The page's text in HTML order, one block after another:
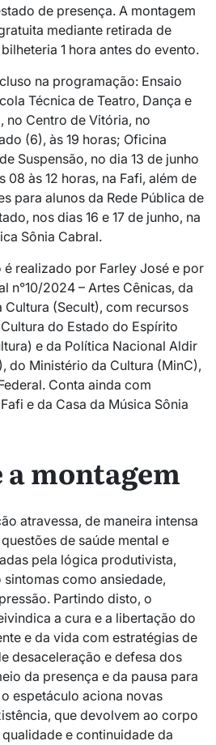
de presença. A montagem
mediante retirada de
1 hora antes do evento.
na programação: Ensaio
Técnica de Teatro, Dança e
no Centro de Vitória, no
(6), às 19 horas; Oficina
Suspensão, no dia 13 de junho
08 às 12 horas, na Fafi, além de
para alunos da Rede Pública de
nos dias 16 e 17 de junho, na
Sônia Cabral.
é realizado por Farley José e por
n°10/2024 – Artes Cênicas, da
Cultura (Secult), com recursos
do Estado do Espírito
e da Política Nacional Aldir
do Ministério da Cultura (MinC),
Conta ainda com
e da Casa da Música Sônia
a montagem
atravessa, de maneira intensa
de saúde mental e
pela lógica produtivista,
sintomas como ansiedade,
Partindo disto, o
a cura e a libertação do
e da vida com estratégias de
desaceleração e defesa dos
da presença e da pausa para
espetáculo aciona novas
que devolvem ao corpo
e continuidade da